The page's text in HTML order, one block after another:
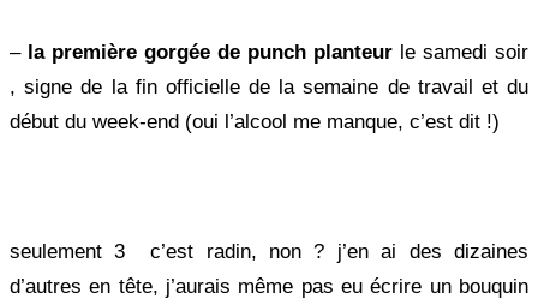
– la première gorgée de punch planteur le samedi soir
, signe de la fin officielle de la semaine de travail et du
début du week-end (oui l’alcool me manque, c’est dit !)
seulement 3 c’est radin, non ? j’en ai des dizaines
d’autres en tête, j’aurais même pas eu écrire un bouquin